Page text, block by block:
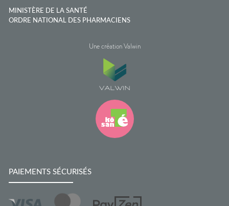
MINISTÈRE DE LA SANTÉ
ORDRE NATIONAL DES PHARMACIENS
Une création Valwin
PAIEMENTS SÉCURISÉS